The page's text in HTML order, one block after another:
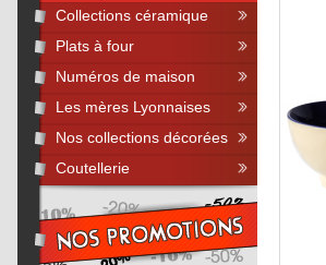
Collections céramique
Plats à four
Numéros de maison
Les mères Lyonnaises
Nos collections décorées
Coutellerie